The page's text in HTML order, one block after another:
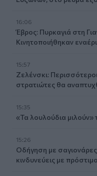
16:06
Έβρος: Πυρκαγιά στη
Κινητοποιήθηκαν
15:57
Ζελένσκι:
στρατιώτες θα
15:35
«Τα λουλούδια μιλούν»
15:26
Οδήγηση με
κινδυνεύεις με